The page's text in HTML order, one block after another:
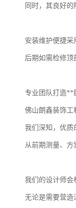
同时，其良好
安装维护便捷采
后期如需检修顶
专业团队打造**
佛山朗鑫装饰工
我们深知，优质
从前期测量、方
我们的设计师会
无论是需要营造